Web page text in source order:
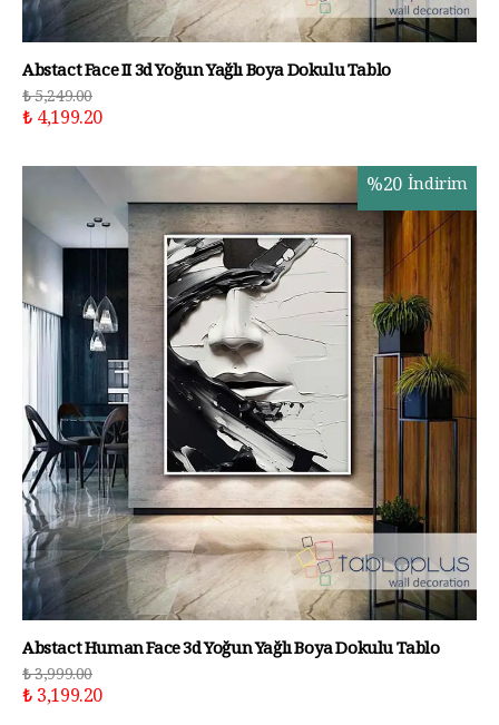
Abstact Face II 3d Yoğun Yağlı Boya Dokulu Tablo
₺ 5,249.00
₺ 4,199.20
%20 İndirim
Abstact Human Face 3d Yoğun Yağlı Boya Dokulu Tablo
₺ 3,999.00
₺ 3,199.20